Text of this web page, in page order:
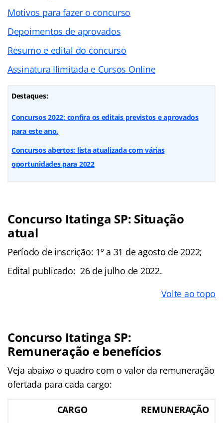
Motivos para fazer o concurso
Depoimentos de aprovados
Resumo e edital do concurso
Assinatura Ilimitada e Cursos Online
Destaques:
Concursos 2022: confira os editais previstos e aprovados
para este ano.
Concursos abertos: lista atualizada com várias
oportunidades para 2022
Concurso Itatinga SP: Situação
atual
Período de inscrição: 1º a 31 de agosto de 2022;
Edital publicado: 26 de julho de 2022.
Volte ao topo
Concurso Itatinga SP:
Remuneração e benefícios
Veja abaixo o quadro com o valor da remuneração
ofertada para cada cargo:
CARGO REMUNERAÇÃO